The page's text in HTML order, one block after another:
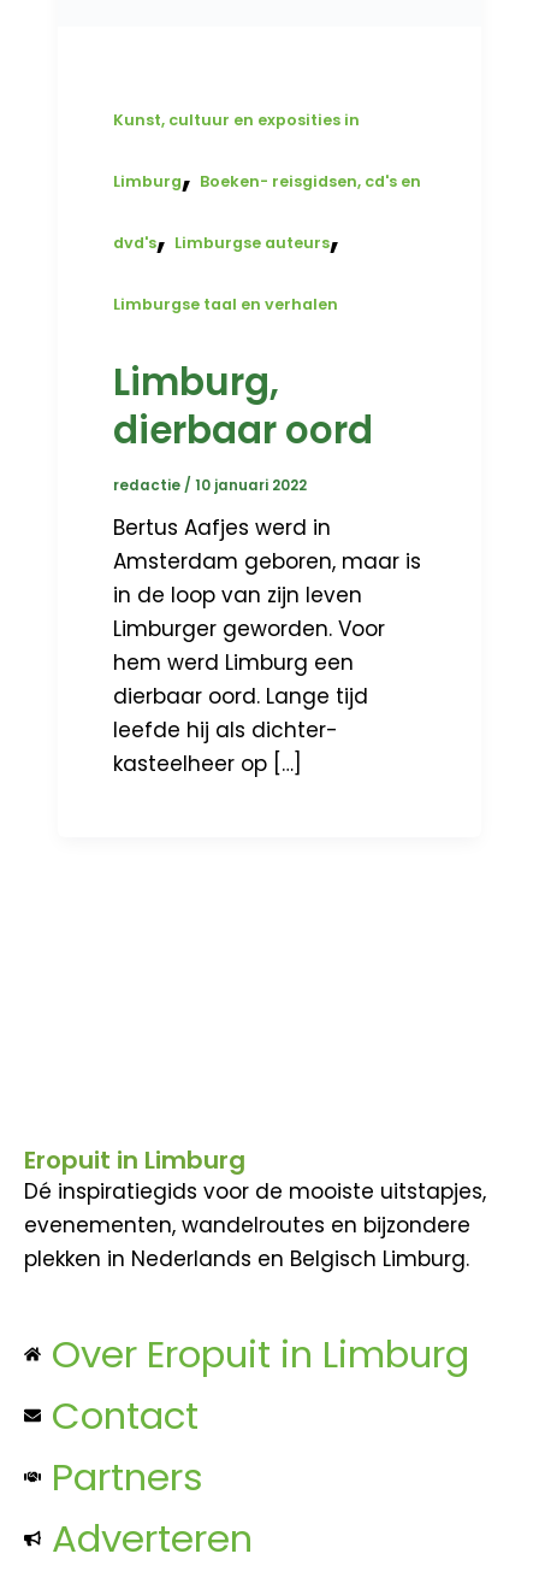
Kunst, cultuur en exposities in
Limburg, Boeken- reisgidsen, cd's en
dvd's, Limburgse auteurs,
Limburgse taal en verhalen
Limburg,
dierbaar oord
redactie/10 januari 2022
Bertus Aafjes werd in
Amsterdam geboren, maar is
in de loop van zijn leven
Limburger geworden. Voor
hem werd Limburg een
dierbaar oord. Lange tijd
leefde hij als dichter-
kasteelheer op […]
Eropuit in Limburg
Dé inspiratiegids voor de mooiste uitstapjes,
evenementen, wandelroutes en bijzondere
plekken in Nederlands en Belgisch Limburg.
Over Eropuit in Limburg
Contact
Partners
Adverteren